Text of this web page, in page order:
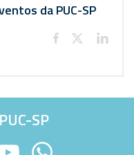
da PUC-SP
SP